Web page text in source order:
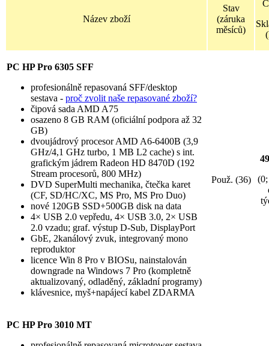
Název zboží
Stav
(záruka
měsíců)
PC HP Pro 6305 SFF
profesionálně repasovaná SFF/desktop
sestava - proč zvolit naše repasované zboží?
čipová sada AMD A75
osazeno 8 GB RAM (oficiální podpora až 32
GB)
dvoujádrový procesor AMD A6-6400B (3,9
GHz/4,1 GHz turbo, 1 MB L2 cache) s int.
grafickým jádrem Radeon HD 8470D (192
Stream procesorů, 800 MHz)
DVD SuperMulti mechanika, čtečka karet
(CF, SD/HC/XC, MS Pro, MS Pro Duo)
nové 120GB SSD+500GB disk na data
4× USB 2.0 vepředu, 4× USB 3.0, 2× USB
2.0 vzadu; graf. výstup D-Sub, DisplayPort
GbE, 2kanálový zvuk, integrovaný mono
reproduktor
licence Win 8 Pro v BIOSu, nainstalován
downgrade na Windows 7 Pro (kompletně
aktualizovaný, odladěný, základní programy)
klávesnice, myš+napájecí kabel ZDARMA
Použ. (36)
PC HP Pro 3010 MT